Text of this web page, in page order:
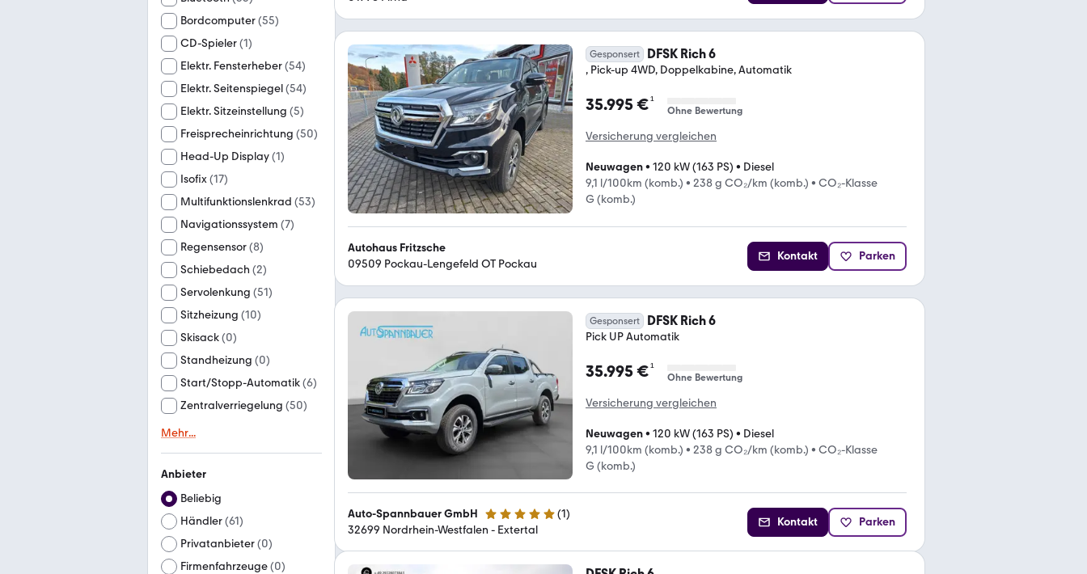
Bordcomputer(55)
CD-Spieler(1)
Elektr. Fensterheber(54)
Elektr. Seitenspiegel(54)
Elektr. Sitzeinstellung (5)
Freisprecheinrichtung (50)
Head-Up Display(1)
Isofix(17)
Multifunktionslenkrad (53)
Navigationssystem (7)
Regensensor(8)
Schiebedach (2)
Servolenkung (51)
Sitzheizung (10)
Skisack(0)
Standheizung (0)
Start/Stopp-Automatik(6)
Zentralverriegelung (50)
Mehr...
Anbieter
Beliebig
Händler(61)
Privatanbieter(0)
Firmenfahrzeuge(0)
Gesponsert DFSK Rich 6
, Pick-up 4WD, Doppelkabine, Automatik
35.995 €¹
Ohne Bewertung
Versicherung vergleichen
Neuwagen• 120 kW (163 PS) • Diesel
9,1 l/100km (komb.) • 238 g CO₂/km (komb.) • CO₂-Klasse
G (komb.)
Autohaus Fritzsche
09509 Pockau-Lengefeld OT Pockau
Kontakt Parken
Gesponsert DFSK Rich 6
Pick UP Automatik
35.995 €¹
Ohne Bewertung
Versicherung vergleichen
Neuwagen• 120 kW (163 PS) • Diesel
9,1 l/100km (komb.) • 238 g CO₂/km (komb.) • CO₂-Klasse
G (komb.)
Auto-Spannbauer GmbH 5 Sterne (1)
32699 Nordrhein-Westfalen - Extertal
Kontakt Parken